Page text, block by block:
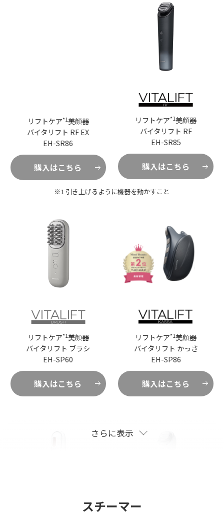
リフトケア*1美顔器
バイタリフト RF EX
EH-SR86
購入はこちら
リフトケア*1美顔器
バイタリフト RF
EH-SR85
購入はこちら
※1 引き上げるように機器を動かすこと
リフトケア*1美顔器
バイタリフト ブラシ
EH-SP60
購入はこちら
リフトケア*1美顔器
バイタリフト かっさ
EH-SP86
購入はこちら
さらに表示
スチーマー